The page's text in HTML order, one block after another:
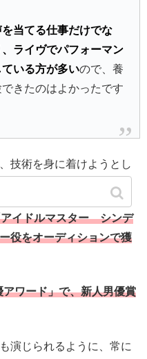
当てる仕事だけでな
ライヴでパフォーマン
いる方が多いので、養
きたのはよかったです
技術を身に着けようとし
？
イドルマスター シンデ
役をオーディションで獲
ワード」で、新人男優賞
演じられるように、常に